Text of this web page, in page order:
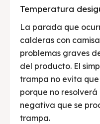
Temperatura
La parada que
calderas con
problemas graves
del producto. El
trampa no evita
porque no
negativa que se
trampa.